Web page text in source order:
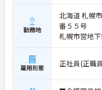
勤務地
北海道 札幌
番５５号
札幌市営地
徒歩20分
雇用形態 正社員(正職